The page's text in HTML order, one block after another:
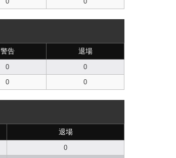
警告 退場
0
0
0 0
退場
0